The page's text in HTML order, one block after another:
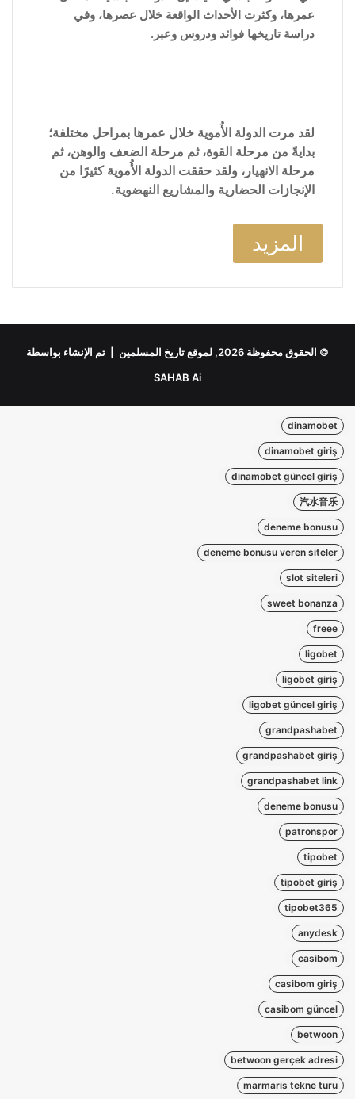
عمرها، وكثرت الأحداث الواقعة خلال عصرها، وفي
دراسة تاريخها فوائد ودروس وعبر.
لقد مرت الدولة الأُموية خلال عمرها بمراحل مختلفة؛
بدايةً من مرحلة القوة، ثم مرحلة الضعف والوهن، ثم
مرحلة الانهيار، ولقد حققت الدولة الأُموية كثيرًا من
الإنجازات الحضارية والمشاريع النهضوية.
المزيد
© الحقوق محفوظة 2026, لموقع تاريخ المسلمين | تم الإنشاء بواسطة
SAHAB Ai
dinamobet
dinamobet giriş
dinamobet güncel giriş
汽水音乐
deneme bonusu
deneme bonusu veren siteler
slot siteleri
sweet bonanza
freee
ligobet
ligobet giriş
ligobet güncel giriş
grandpashabet
grandpashabet giriş
grandpashabet link
deneme bonusu
patronspor
tipobet
tipobet giriş
tipobet365
anydesk
casibom
casibom giriş
casibom güncel
betwoon
betwoon gerçek adresi
marmaris tekne turu